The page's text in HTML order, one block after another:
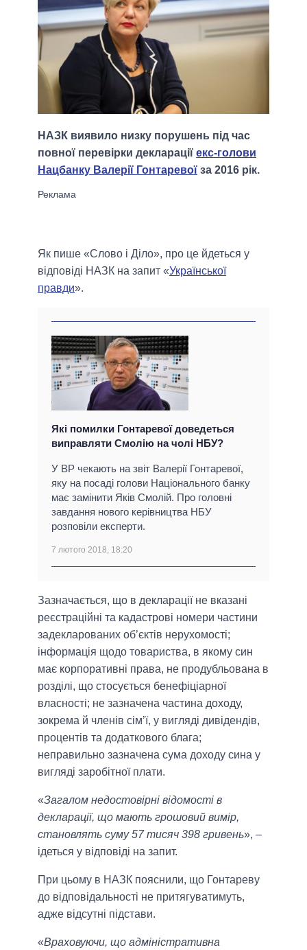
НАЗК виявило низку порушень під час
повної перевірки декларації екс-голови
Нацбанку Валерії Гонтаревої за 2016 рік.
Як пише «Слово і Діло», про це йдеться у
відповіді НАЗК на запит «Української
правди».
Які помилки Гонтаревої доведеться
виправляти Смолію на чолі НБУ?
У ВР чекають на звіт Валерії Гонтаревої,
яку на посаді голови Національного банку
має замінити Яків Смолій. Про головні
завдання нового керівництва НБУ
розповіли експерти.
7 лютого 2018, 18:20
Зазначається, що в декларації не вказані
реєстраційні та кадастрові номери частини
задекларованих об’єктів нерухомості;
інформація щодо товариства, в якому син
має корпоративні права, не продубльована в
розділі, що стосується бенефіціарної
власності; не зазначена частина доходу,
зокрема й членів сім’ї, у вигляді дивідендів,
процентів та додаткового блага;
неправильно зазначена сума доходу сина у
вигляді заробітної плати.
«Загалом недостовірні відомості в
декларації, що мають грошовий вимір,
становлять суму 57 тисяч 398 гривень», –
ідеться у відповіді на запит.
При цьому в НАЗК пояснили, що Гонтареву
до відповідальності не притягуватимуть,
адже відсутні підстави.
«Враховуючи, що адміністративна